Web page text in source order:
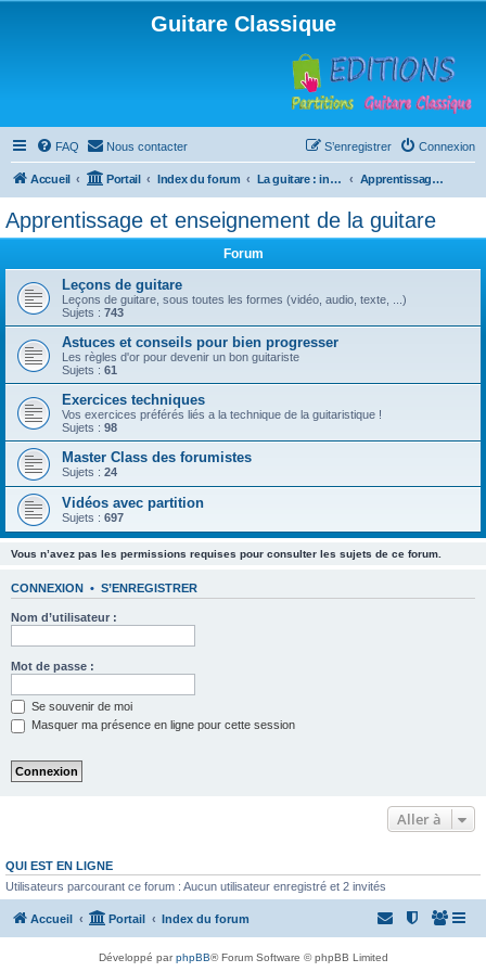
Guitare Classique
FAQ Nous contacter Connexion
S’enregistrer
Accueil Portail Index du forum La guitare : instrument, cours et théorie Apprentissage et enseignement de la guitare
Apprentissage et enseignement de la guitare
Forum
Leçons de guitare
Leçons de guitare, sous toutes les formes (vidéo, audio, texte, ...)
Sujets : 743
Astuces et conseils pour bien progresser
Les règles d'or pour devenir un bon guitariste
Sujets : 61
Exercices techniques
Vos exercices préférés liés a la technique de la guitaristique !
Sujets : 98
Master Class des forumistes
Sujets : 24
Vidéos avec partition
Sujets : 697
Vous n’avez pas les permissions requises pour consulter les sujets de ce forum.
CONNEXION • S’ENREGISTRER
Nom d’utilisateur :
Mot de passe :
Se souvenir de moi
Masquer ma présence en ligne pour cette session
Aller à
QUI EST EN LIGNE
Utilisateurs parcourant ce forum : Aucun utilisateur enregistré et 2 invités
Accueil Portail Index du forum
Développé parphpBB® Forum Software © phpBB Limited